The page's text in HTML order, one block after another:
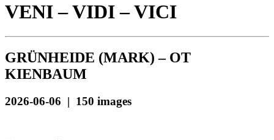
VENI – VIDI – VICI
GRÜNHEIDE (MARK) – OT
KIENBAUM
2026-06-06 | 150 images